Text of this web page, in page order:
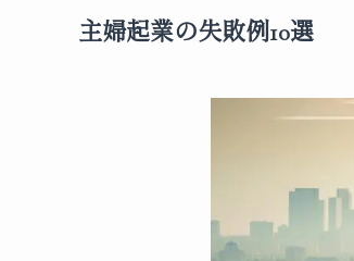
主婦起業の失敗例10選